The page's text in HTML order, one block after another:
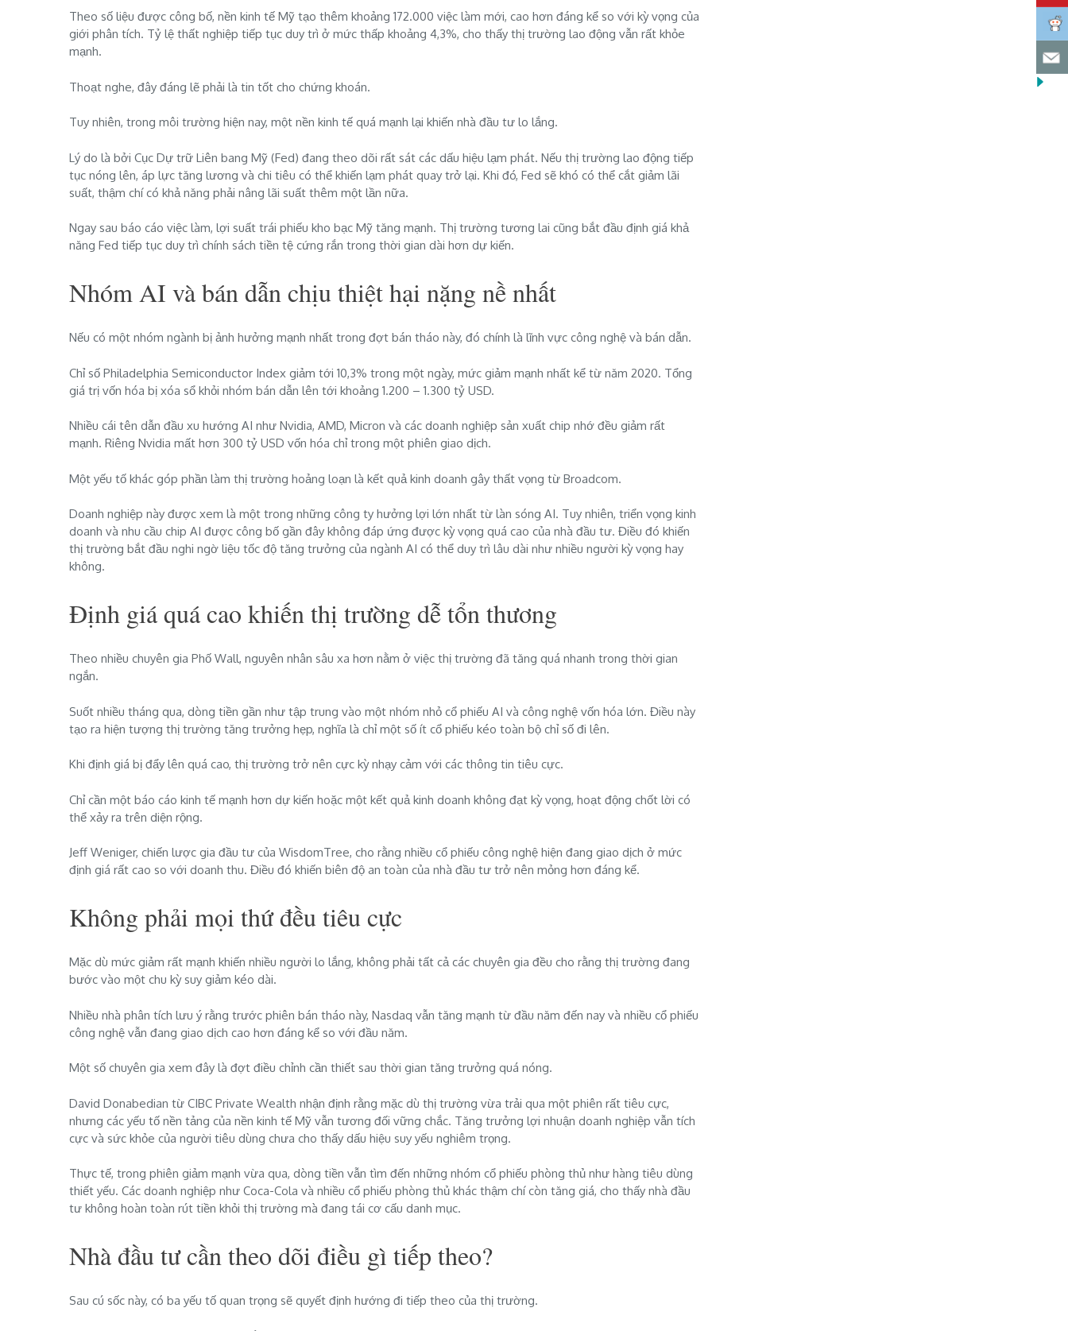
Theo số liệu được công bố, nền kinh tế Mỹ tạo thêm khoảng 172.000 việc làm mới, cao hơn đáng kể so với kỳ vọng của
giới phân tích. Tỷ lệ thất nghiệp tiếp tục duy trì ở mức thấp khoảng 4,3%, cho thấy thị trường lao động vẫn rất khỏe
mạnh.
Thoạt nghe, đây đáng lẽ phải là tin tốt cho chứng khoán.
Tuy nhiên, trong môi trường hiện nay, một nền kinh tế quá mạnh lại khiến nhà đầu tư lo lắng.
Lý do là bởi Cục Dự trữ Liên bang Mỹ (Fed) đang theo dõi rất sát các dấu hiệu lạm phát. Nếu thị trường lao động tiếp
tục nóng lên, áp lực tăng lương và chi tiêu có thể khiến lạm phát quay trở lại. Khi đó, Fed sẽ khó có thể cắt giảm lãi
suất, thậm chí có khả năng phải nâng lãi suất thêm một lần nữa.
Ngay sau báo cáo việc làm, lợi suất trái phiếu kho bạc Mỹ tăng mạnh. Thị trường tương lai cũng bắt đầu định giá khả
năng Fed tiếp tục duy trì chính sách tiền tệ cứng rắn trong thời gian dài hơn dự kiến.
Nhóm AI và bán dẫn chịu thiệt hại nặng nề nhất
Nếu có một nhóm ngành bị ảnh hưởng mạnh nhất trong đợt bán tháo này, đó chính là lĩnh vực công nghệ và bán dẫn.
Chỉ số Philadelphia Semiconductor Index giảm tới 10,3% trong một ngày, mức giảm mạnh nhất kể từ năm 2020. Tổng
giá trị vốn hóa bị xóa sổ khỏi nhóm bán dẫn lên tới khoảng 1.200 – 1.300 tỷ USD.
Nhiều cái tên dẫn đầu xu hướng AI như Nvidia, AMD, Micron và các doanh nghiệp sản xuất chip nhớ đều giảm rất
mạnh. Riêng Nvidia mất hơn 300 tỷ USD vốn hóa chỉ trong một phiên giao dịch.
Một yếu tố khác góp phần làm thị trường hoảng loạn là kết quả kinh doanh gây thất vọng từ Broadcom.
Doanh nghiệp này được xem là một trong những công ty hưởng lợi lớn nhất từ làn sóng AI. Tuy nhiên, triển vọng kinh
doanh và nhu cầu chip AI được công bố gần đây không đáp ứng được kỳ vọng quá cao của nhà đầu tư. Điều đó khiến
thị trường bắt đầu nghi ngờ liệu tốc độ tăng trưởng của ngành AI có thể duy trì lâu dài như nhiều người kỳ vọng hay
không.
Định giá quá cao khiến thị trường dễ tổn thương
Theo nhiều chuyên gia Phố Wall, nguyên nhân sâu xa hơn nằm ở việc thị trường đã tăng quá nhanh trong thời gian
ngắn.
Suốt nhiều tháng qua, dòng tiền gần như tập trung vào một nhóm nhỏ cổ phiếu AI và công nghệ vốn hóa lớn. Điều này
tạo ra hiện tượng thị trường tăng trưởng hẹp, nghĩa là chỉ một số ít cổ phiếu kéo toàn bộ chỉ số đi lên.
Khi định giá bị đẩy lên quá cao, thị trường trở nên cực kỳ nhạy cảm với các thông tin tiêu cực.
Chỉ cần một báo cáo kinh tế mạnh hơn dự kiến hoặc một kết quả kinh doanh không đạt kỳ vọng, hoạt động chốt lời có
thể xảy ra trên diện rộng.
Jeff Weniger, chiến lược gia đầu tư của WisdomTree, cho rằng nhiều cổ phiếu công nghệ hiện đang giao dịch ở mức
định giá rất cao so với doanh thu. Điều đó khiến biên độ an toàn của nhà đầu tư trở nên mỏng hơn đáng kể.
Không phải mọi thứ đều tiêu cực
Mặc dù mức giảm rất mạnh khiến nhiều người lo lắng, không phải tất cả các chuyên gia đều cho rằng thị trường đang
bước vào một chu kỳ suy giảm kéo dài.
Nhiều nhà phân tích lưu ý rằng trước phiên bán tháo này, Nasdaq vẫn tăng mạnh từ đầu năm đến nay và nhiều cổ phiếu
công nghệ vẫn đang giao dịch cao hơn đáng kể so với đầu năm.
Một số chuyên gia xem đây là đợt điều chỉnh cần thiết sau thời gian tăng trưởng quá nóng.
David Donabedian từ CIBC Private Wealth nhận định rằng mặc dù thị trường vừa trải qua một phiên rất tiêu cực,
nhưng các yếu tố nền tảng của nền kinh tế Mỹ vẫn tương đối vững chắc. Tăng trưởng lợi nhuận doanh nghiệp vẫn tích
cực và sức khỏe của người tiêu dùng chưa cho thấy dấu hiệu suy yếu nghiêm trọng.
Thực tế, trong phiên giảm mạnh vừa qua, dòng tiền vẫn tìm đến những nhóm cổ phiếu phòng thủ như hàng tiêu dùng
thiết yếu. Các doanh nghiệp như Coca-Cola và nhiều cổ phiếu phòng thủ khác thậm chí còn tăng giá, cho thấy nhà đầu
tư không hoàn toàn rút tiền khỏi thị trường mà đang tái cơ cấu danh mục.
Nhà đầu tư cần theo dõi điều gì tiếp theo?
Sau cú sốc này, có ba yếu tố quan trọng sẽ quyết định hướng đi tiếp theo của thị trường.